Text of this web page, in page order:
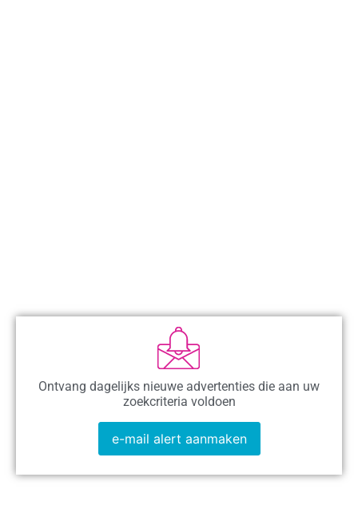
Ontvang dagelijks nieuwe advertenties die aan uw
zoekcriteria voldoen
e-mail alert aanmaken